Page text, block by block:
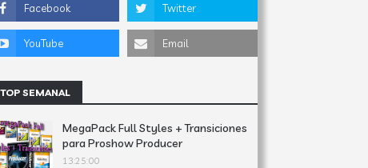
TOP SEMANAL
MegaPack Full Styles + Transiciones
para Proshow Producer
13:25:00